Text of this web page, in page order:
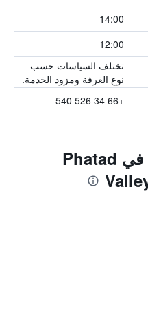
14:00
12:00
تختلف السياسات حسب
نوع الغرفة ومزود الخدمة.
+66 34 526 540
المزايا ووسائل الراحة في Phatad